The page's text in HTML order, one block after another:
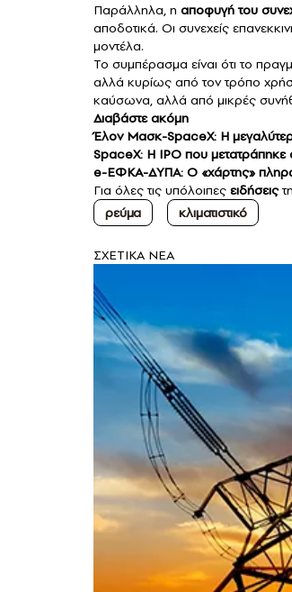
Παράλληλα, η αποφυγή του
αποδοτικά. Οι συνεχείς
μοντέλα.
Το συμπέρασμα είναι ότι το
αλλά κυρίως από τον τρόπο
καύσωνα, αλλά από μικρές
Διαβάστε ακόμη
Έλον Μασκ-SpaceX: Η
SpaceX: H IPO που μετατράπηκε
e-ΕΦΚΑ-ΔΥΠΑ: Ο «χάρτης»
Για όλες τις υπόλοιπες ειδήσεις
ρεύμα
κλιματιστικό
ΣXETIKA NEA